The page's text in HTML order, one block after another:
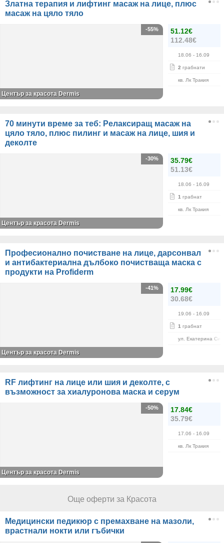
Златна терапия и лифтинг масаж на лице, плюс
масаж на цяло тяло
51.12€
112.48€
18.06 - 16.09
2 грабнати
кв. Лк Тракия
-55%
Център за красота Dermis
70 минути време за теб: Релаксиращ масаж на
цяло тяло, плюс пилинг и масаж на лице, шия и
деколте
35.79€
51.13€
18.06 - 16.09
1 грабнат
кв. Лк Тракия
-30%
Център за красота Dermis
Професионално почистване на лице, дарсонвал
и антибактериална дълбоко почистваща маска с
продукти на Profiderm
17.99€
30.68€
19.06 - 16.09
1 грабнат
ул. Екатерина
-41%
Център за красота Dermis
RF лифтинг на лице или шия и деколте, с
възможност за хиалуронова маска и серум
17.84€
35.79€
17.06 - 16.09
кв. Лк Тракия
-50%
Център за красота Dermis
Още оферти за Красота
Медицински педикюр с премахване на мазоли,
врастнали нокти или гъбички